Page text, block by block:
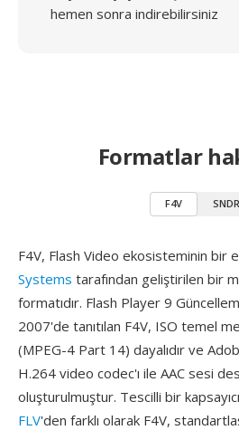
hemen sonra indirebilirsiniz
Formatlar
F4V SNDR
F4V, Flash Video ekosisteminin bir
Systems tarafından geliştirilen bir
formatıdır. Flash Player 9
2007'de tanıtılan F4V, ISO temel
(MPEG-4 Part 14) dayalıdır ve
H.264 video codec'ı ile AAC sesi
oluşturulmuştur. Tescilli bir
FLV'den farklı olarak F4V,